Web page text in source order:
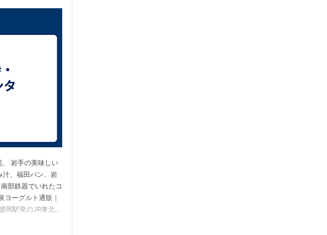
岩手の美味しい
汁、福田パン、岩
部鉄器でいれたコ
ヨーグルト通販｜
岡駅発のJR東北本
及び考古学的遺